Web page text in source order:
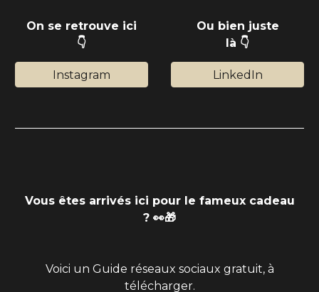
On se retrouve ici
👇
Instagram
Ou bien juste
là 👇
LinkedIn
Vous êtes arrivés ici pour le fameux cadeau
? 👀🎁
Voici un Guide réseaux sociaux gratuit, à
télécharger.